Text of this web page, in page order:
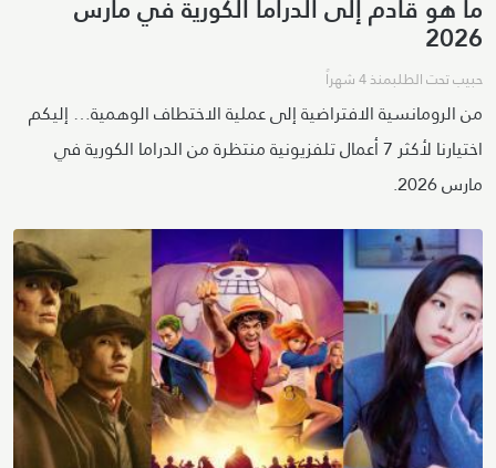
2026
حبيب تحت الطلبمنذ 4 شهراً
من الرومانسية الافتراضية إلى عملية الاختطاف الوهمية… إليكم
اختيارنا لأكثر 7 أعمال تلفزيونية منتظرة من الدراما الكورية في
مارس 2026.